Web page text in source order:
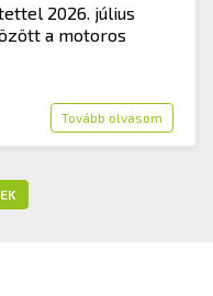
2026. július
a motoros
Tovább olvasom